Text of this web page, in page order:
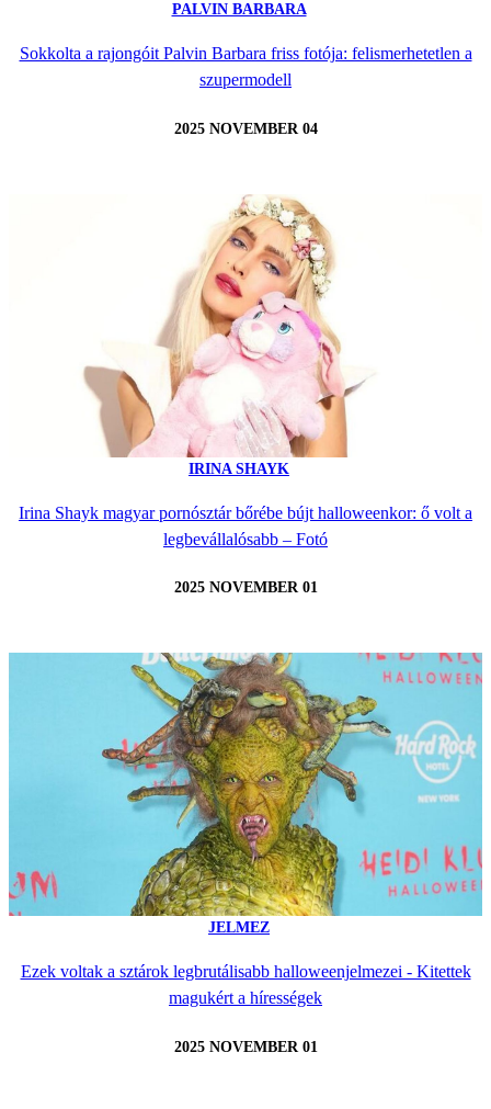
PALVIN BARBARA
Sokkolta a rajongóit Palvin Barbara friss fotója: felismerhetetlen a
szupermodell
2025 NOVEMBER 04
IRINA SHAYK
Irina Shayk magyar pornósztár bőrébe bújt halloweenkor: ő volt a
legbevállalósabb – Fotó
2025 NOVEMBER 01
JELMEZ
Ezek voltak a sztárok legbrutálisabb halloweenjelmezei - Kitettek
magukért a hírességek
2025 NOVEMBER 01